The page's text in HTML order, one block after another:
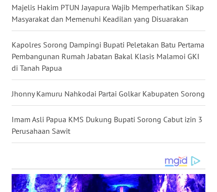
Majelis Hakim PTUN Jayapura Wajib Memperhatikan Sikap
Masyarakat dan Memenuhi Keadilan yang Disuarakan
Kapolres Sorong Dampingi Bupati Peletakan Batu Pertama
Pembangunan Rumah Jabatan Bakal Klasis Malamoi GKI
di Tanah Papua
Jhonny Kamuru Nahkodai Partai Golkar Kabupaten Sorong
Imam Asli Papua KMS Dukung Bupati Sorong Cabut izin 3
Perusahaan Sawit
NUSANTARA
WN
JOGJA
WN
WN
KALTENG